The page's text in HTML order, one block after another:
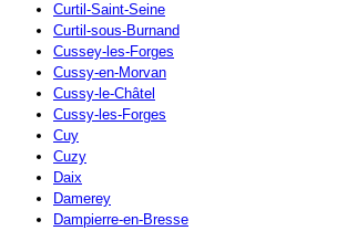
Curtil-Saint-Seine
Curtil-sous-Burnand
Cussey-les-Forges
Cussy-en-Morvan
Cussy-le-Châtel
Cussy-les-Forges
Cuy
Cuzy
Daix
Damerey
Dampierre-en-Bresse